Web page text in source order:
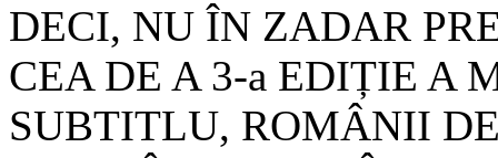
DECI, NU ÎN ZADAR
CEA DE A 3-a EDIȚIE A
SUBTITLU, ROMÂNII